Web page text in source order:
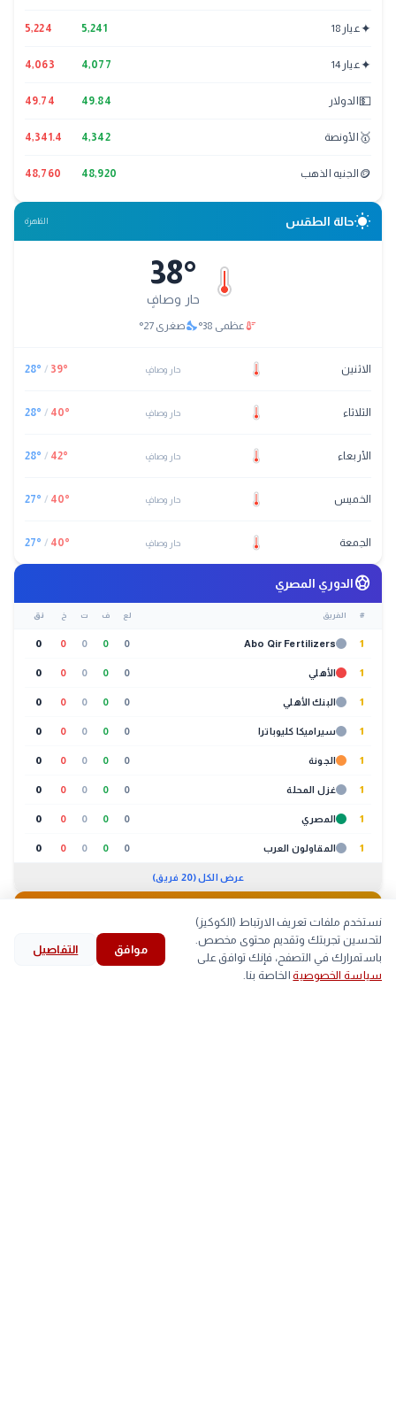
✦عيار 18 5,241
5,224
✦عيار 14 4,077
4,063
💵 الدولار 49.84
49.74
🥇 الأونصة 4,342
4,341.4
🪙 الجنيه الذهب 48,920
48,760
wb_sunnyحالة الطقس القاهرة
38°
حار وصافٍ
thermostatعظمى 38
°
nights_stayصغرى 27
°
الاثنين حار وصافٍ 39°
/
28°
الثلاثاء حار وصافٍ 40°
/
28°
الأربعاء حار وصافٍ 42°
/
28°
الخميس حار وصافٍ 40°
/
27°
الجمعة حار وصافٍ 40°
/
27°
sports_soccerالدوري المصري
# الفريق لع ف ت خ نق
1
Abo Qir Fertilizers
0
0
0
0
0
1 الأهلي 0
0
0
0
0
1 البنك الأهلي 0
0
0
0
0
1 سيراميكا كليوباترا 0
0
0
0
0
1 الجونة 0
0
0
0
0
1 غزل المحلة 0
0
0
0
0
1 المصري 0
0
0
0
0
1 المقاولون العرب 0
0
0
0
0
عرض الكل (20 فريق)
🐔
لحوم بيض كتاكيت بط
الصنف
home
الرئيسية
explore
استكشف
history
bookmark
search
نستخدم ملفات تعريف الارتباط (الكوكيز)
لتحسين تجربتك وتقديم محتوى مخصص.
باستمرارك في التصفح، فإنك توافق على
سياسة الخصوصية الخاصة بنا.
موافق التفاصيل